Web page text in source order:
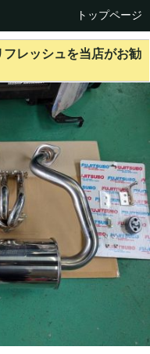
トップページ
レッシュを当店がお勧